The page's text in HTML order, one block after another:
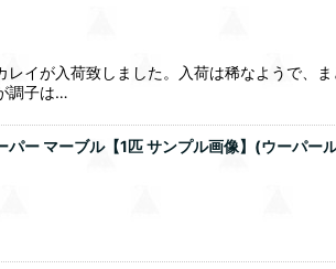
レイが入荷致しました。入荷は稀なようで、
調子は…
パー マーブル【1匹 サンプル画像】(ウーパ